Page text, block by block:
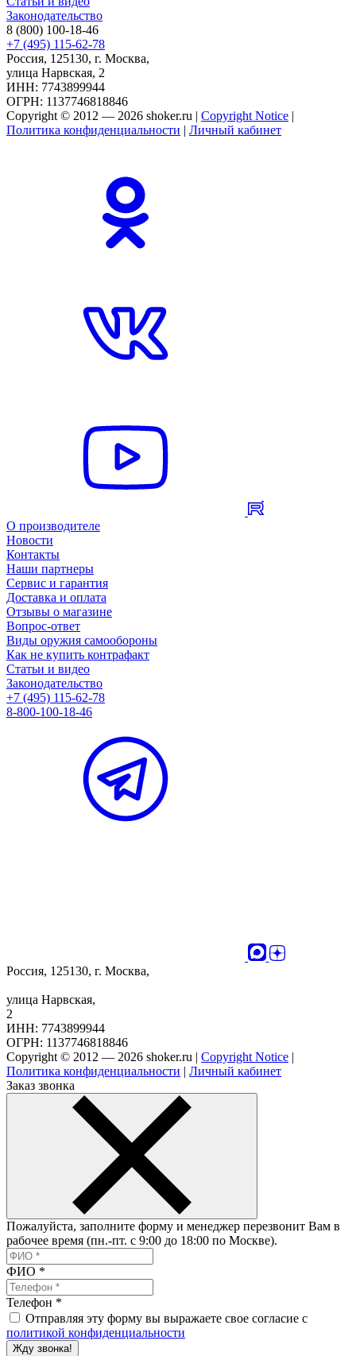
Законодательство
8 (800) 100-18-46
+7 (495) 115-62-78
Россия, 125130, г. Москва,
улица Нарвская, 2
ИНН: 7743899944
ОГРН: 1137746818846
Copyright © 2012 — 2026 shoker.ru | Copyright Notice |
Политика конфиденциальности | Личный кабинет
О производителе
Новости
Контакты
Наши партнеры
Сервис и гарантия
Доставка и оплата
Отзывы о магазине
Вопрос-ответ
Виды оружия самообороны
Как не купить контрафакт
Статьи и видео
Законодательство
+7 (495) 115-62-78
8-800-100-18-46
Россия, 125130, г. Москва,
улица Нарвская,
2
ИНН: 7743899944
ОГРН: 1137746818846
Copyright © 2012 — 2026 shoker.ru | Copyright Notice |
Политика конфиденциальности | Личный кабинет
Заказ звонка
Пожалуйста, заполните форму и менеджер перезвонит Вам в
рабочее время (пн.-пт. с 9:00 до 18:00 по Москве).
ФИО *
Телефон *
Отправляя эту форму вы выражаете свое согласие с
политикой конфиденциальности
Жду звонка!